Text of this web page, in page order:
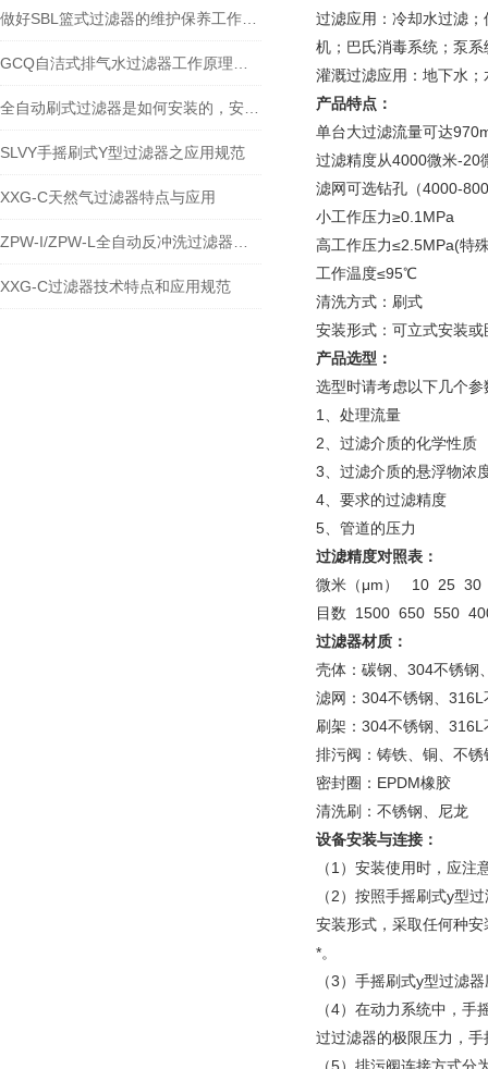
SLVY手摇刷式Y型过滤器之应用规范
XXG-C天然气过滤器特点与应用
XXG-C过滤器技术特点和应用规范
过滤应用：冷却水过滤
机；巴氏消毒系统；泵
灌溉过滤应用：地下水
产品特点：
单台大过滤流量可达
过滤精度从4000微米-20
滤网可选钻孔（4000-
小工作压力≥0.1MPa
高工作压力≤2.5MPa(特
工作温度≤95℃
清洗方式：刷式
安装形式：可立式安装
产品选型：
选型时请考虑以下几个参
1、处理流量
2、过滤介质的化学性质
3、过滤介质的悬浮物浓
4、要求的过滤精度
5、管道的压力
过滤精度对照表：
微米（μm） 10 25
目数 1500 650 550
过滤器材质：
壳体：碳钢、304不锈钢
滤网：304不锈钢、316L
刷架：304不锈钢、316L
排污阀：铸铁、铜、不锈
密封圈：EPDM橡胶
清洗刷：不锈钢、尼龙
设备安装与连接：
（1）安装使用时，应
（2）按照手摇刷式y型
安装形式，采取任何种
*
（3）手摇刷式y型过滤
（4）在动力系统中，
过过滤器的极限压力，